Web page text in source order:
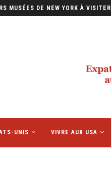
MUSÉES DE NEW YORK À VISITER
UNIS VIVRE AUX USA